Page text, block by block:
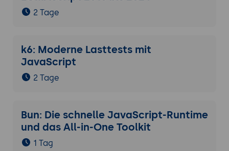
2 Tage
k6: Moderne Lasttests mit
JavaScript
2 Tage
Bun: Die schnelle JavaScript-Runtime
und das All-in-One Toolkit
1 Tag